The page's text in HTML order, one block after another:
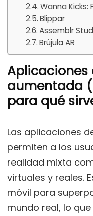
Wanna Kicks:
Blippar
Assemblr
Brújula AR
Aplicaciones
aumentada
para qué
Las aplicaciones
permiten a los
realidad mixta
virtuales y reales.
móvil para
mundo real, lo